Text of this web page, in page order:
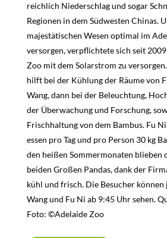
reichlich Niederschlag und sogar
Regionen in dem Südwesten Chinas.
majestätischen Wesen optimal im
versorgen, verpflichtete sich seit
Zoo mit dem Solarstrom zu versorgen.
hilft bei der Kühlung der Räume von
Wang, dann bei der Beleuchtung,
der Überwachung und Forschung,
Frischhaltung von dem Bambus. Fu
essen pro Tag und pro Person 30 kg
den heißen Sommermonaten blieben
beiden Großen Pandas, dank der
kühl und frisch. Die Besucher können
Wang und Fu Ni ab 9:45 Uhr sehen.
Foto: ©Adelaide Zoo